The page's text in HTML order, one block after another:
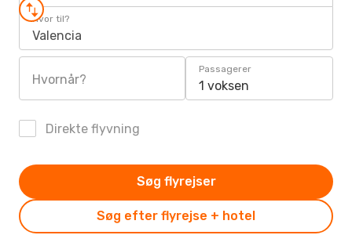
Hvor til?
Valencia
Hvornår?
Passagerer
1 voksen
Direkte flyvning
Søg efter flyrejse + hotel
Søg flyrejser